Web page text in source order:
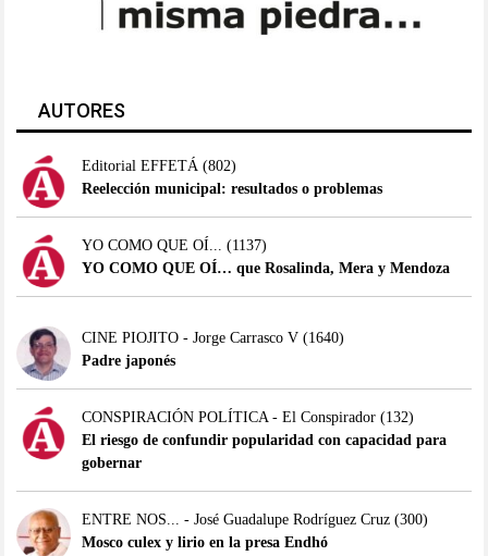
AUTORES
Editorial EFFETÁ (802)
Reelección municipal: resultados o problemas
YO COMO QUE OÍ...
(1137)
YO COMO QUE OÍ… que Rosalinda, Mera y Mendoza
CINE PIOJITO - Jorge Carrasco V(1640)
Padre japonés
CONSPIRACIÓN POLÍTICA - El Conspirador(132)
El riesgo de confundir popularidad con capacidad para
gobernar
ENTRE NOS... - José Guadalupe Rodríguez Cruz(300)
Mosco culex y lirio en la presa Endhó